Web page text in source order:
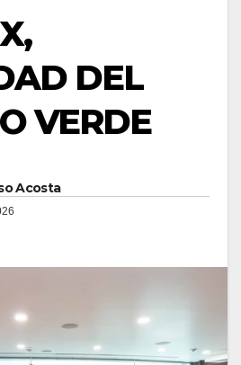
DEL
VERDE
Acosta